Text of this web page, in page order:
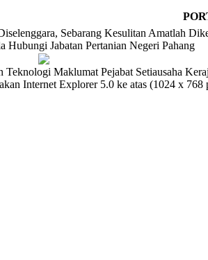
Sebarang Kesulitan Amatlah
Hubungi Jabatan Pertanian Negeri Pahang
Maklumat Pejabat Setiausaha
Internet Explorer 5.0 ke atas (1024 x 768